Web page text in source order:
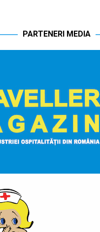
PARTENERI MEDIA